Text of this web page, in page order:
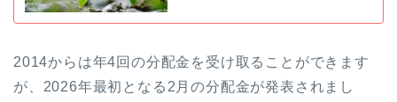
2014からは年4回の分配金を受け取ることができます
が、2026年最初となる2月の分配金が発表されまし